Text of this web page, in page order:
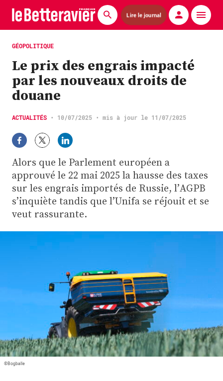
Lire le journal
Actualités
Économie
Agronomie
Matériels
La technique ITB
Pommes de terre
Guides pratiques
Chasse
Plus
GÉOPOLITIQUE
Le prix des engrais impacté
par les nouveaux droits de
douane
ACTUALITÉS • 10/07/2025 • mis à jour le 11/07/2025
Alors que le Parlement européen a
approuvé le 22 mai 2025 la hausse des taxes
sur les engrais importés de Russie, l’AGPB
s’inquiète tandis que l’Unifa se réjouit et se
veut rassurante.
©Bogballe